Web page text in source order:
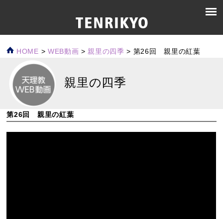
HOME > WEB動画 >親里の四季 > 第26回 親里の紅葉
親里の四季
第26回 親里の紅葉